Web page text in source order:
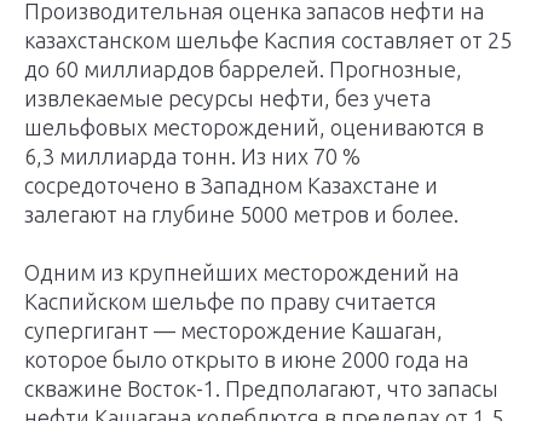
Производительная оценка запасов нефти на
казахстанском шельфе Каспия составляет от 25
до 60 миллиардов баррелей. Прогнозные,
извлекаемые ресурсы нефти, без учета
шельфовых месторождений, оцениваются в
6,3 миллиарда тонн. Из них 70 %
сосредоточено в Западном Казахстане и
залегают на глубине 5000 метров и более.
Одним из крупнейших месторождений на
Каспийском шельфе по праву считается
супергигант — месторождение Кашаган,
которое было открыто в июне 2000 года на
скважине Восток-1. Предполагают, что запасы